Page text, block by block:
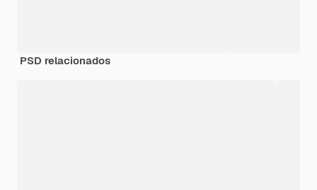
PSD relacionados